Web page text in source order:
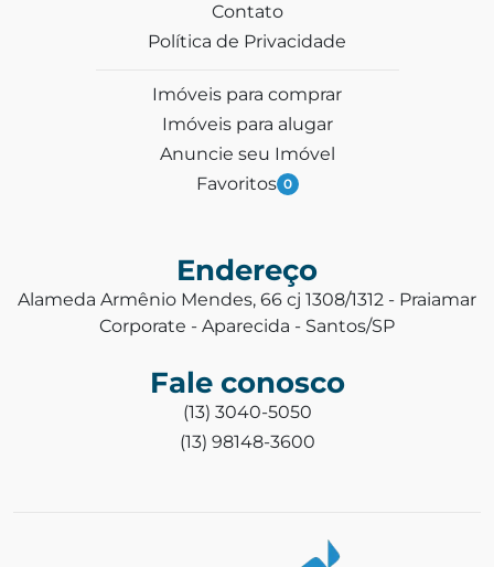
Contato
Política de Privacidade
Imóveis para comprar
Imóveis para alugar
Anuncie seu Imóvel
Favoritos 0
Endereço
Alameda Armênio Mendes, 66 cj 1308/1312 - Praiamar
Corporate - Aparecida - Santos/SP
Fale conosco
(13) 3040-5050
(13) 98148-3600